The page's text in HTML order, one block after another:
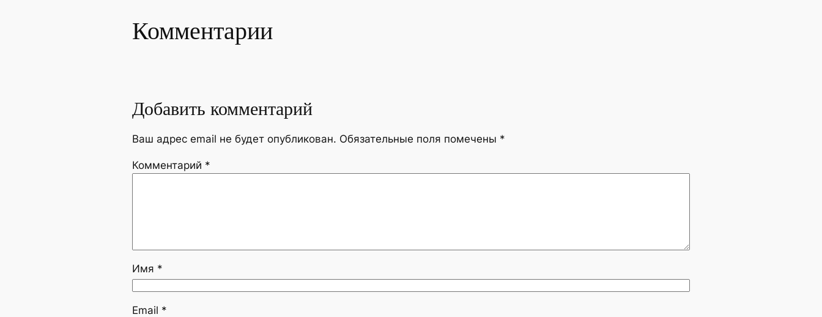
Комментарии
Добавить комментарий
Ваш адрес email не будет опубликован. Обязательные поля помечены *
Комментарий *
Имя *
Email *